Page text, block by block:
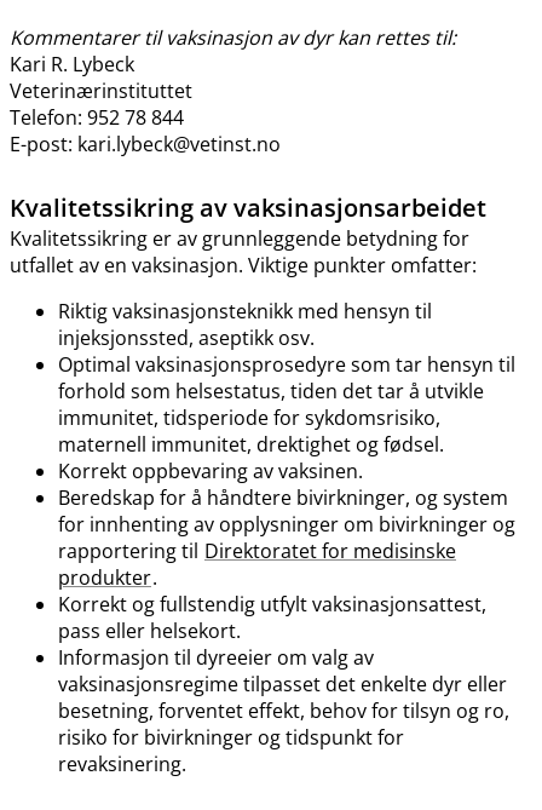
Kommentarer til vaksinasjon av dyr kan rettes til:
Kari R. Lybeck
Veterinærinstituttet
Telefon: 952 78 844
E-post: kari.lybeck@vetinst.no
Kvalitetssikring av vaksinasjonsarbeidet
Kvalitetssikring er av grunnleggende betydning for
utfallet av en vaksinasjon. Viktige punkter omfatter:
Riktig vaksinasjonsteknikk med hensyn til
injeksjonssted, aseptikk osv.
Optimal vaksinasjonsprosedyre som tar hensyn til
forhold som helsestatus, tiden det tar å utvikle
immunitet, tidsperiode for sykdomsrisiko,
maternell immunitet, drektighet og fødsel.
Korrekt oppbevaring av vaksinen.
Beredskap for å håndtere bivirkninger, og system
for innhenting av opplysninger om bivirkninger og
rapportering til Direktoratet for medisinske
produkter.
Korrekt og fullstendig utfylt vaksinasjonsattest,
pass eller helsekort.
Informasjon til dyreeier om valg av
vaksinasjonsregime tilpasset det enkelte dyr eller
besetning, forventet effekt, behov for tilsyn og ro,
risiko for bivirkninger og tidspunkt for
revaksinering.